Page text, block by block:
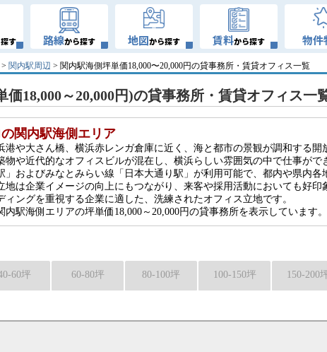
す 路線から探す 地図から探す 賃料から探す 物件
> 関内駅周辺 > 関内駅海側坪単価18,000〜20,000円の貸事務所・賃貸オフィス一覧
価18,000～20,000円)の貸事務所・賃貸オフィス一
関内駅海側エリア
港や大さん橋、横浜赤レンガ倉庫に近く、海と都市の景観が調和する開
物や近代的なオフィスビルが混在し、横浜らしい雰囲気の中で仕事がで
」およびみなとみらい線「日本大通り駅」が利用可能で、都内や県内各
地は企業イメージの向上にもつながり、来客や採用活動においても好印
ィングを重視する企業に適した、洗練されたオフィス立地です。
駅海側エリアの坪単価18,000～20,000円の貸事務所を表示しています。
60坪 60-80坪 80-100坪 100-150坪 150-200